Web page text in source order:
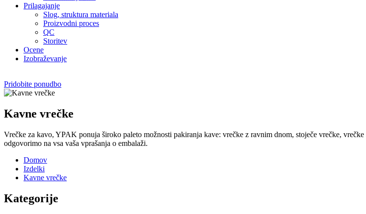
Prilagajanje
Slog, struktura materiala
Proizvodni proces
QC
Storitev
Ocene
Izobraževanje
Pridobite ponudbo
Kavne vrečke
Vrečke za kavo, YPAK ponuja široko paleto možnosti pakiranja kave: vrečke z ravnim dnom, stoječe vrečke,
odgovorimo na vsa vaša vprašanja o embalaži.
Domov
Izdelki
Kavne vrečke
Kategorije